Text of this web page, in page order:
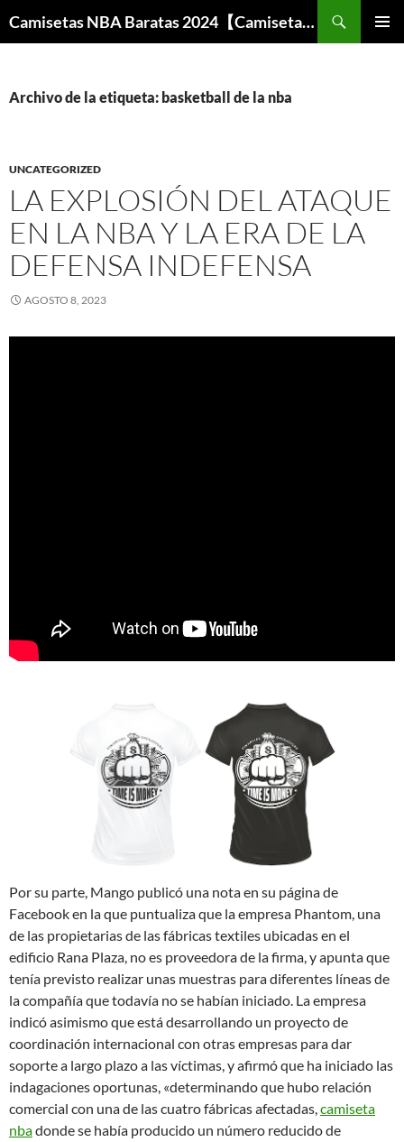
Camisetas NBA Baratas 2024【Camisetas Especiales Baloncesto】
Archivo de la etiqueta: basketball de la nba
UNCATEGORIZED
LA EXPLOSIÓN DEL ATAQUE
EN LA NBA Y LA ERA DE LA
DEFENSA INDEFENSA
AGOSTO 8, 2023
Por su parte, Mango publicó una nota en su página de
Facebook en la que puntualiza que la empresa Phantom, una
de las propietarias de las fábricas textiles ubicadas en el
edificio Rana Plaza, no es proveedora de la firma, y apunta que
tenía previsto realizar unas muestras para diferentes líneas de
la compañía que todavía no se habían iniciado. La empresa
indicó asimismo que está desarrollando un proyecto de
coordinación internacional con otras empresas para dar
soporte a largo plazo a las víctimas, y afirmó que ha iniciado las
indagaciones oportunas, «determinando que hubo relación
comercial con una de las cuatro fábricas afectadas,camiseta
nbadonde se había producido un número reducido de